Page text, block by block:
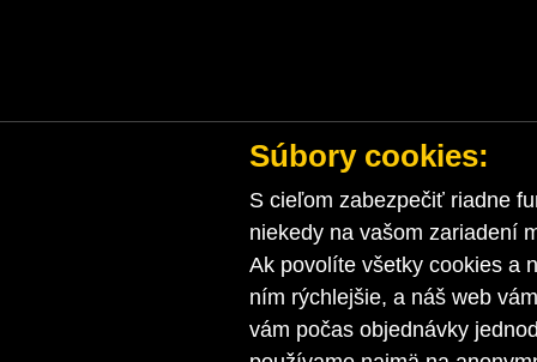
Súbory cookies:
S cieľom zabezpečiť riadne
niekedy na vašom zariadení
Ak povolíte všetky cookies a
ním rýchlejšie, a náš web
vám počas objednávky